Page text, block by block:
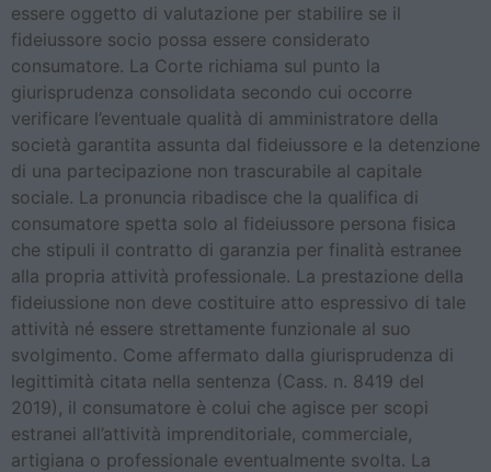
essere oggetto di valutazione per stabilire se il
fideiussore socio possa essere considerato
consumatore. La Corte richiama sul punto la
giurisprudenza consolidata secondo cui occorre
verificare l’eventuale qualità di amministratore della
società garantita assunta dal fideiussore e la detenzione
di una partecipazione non trascurabile al capitale
sociale. La pronuncia ribadisce che la qualifica di
consumatore spetta solo al fideiussore persona fisica
che stipuli il contratto di garanzia per finalità estranee
alla propria attività professionale. La prestazione della
fideiussione non deve costituire atto espressivo di tale
attività né essere strettamente funzionale al suo
svolgimento. Come affermato dalla giurisprudenza di
legittimità citata nella sentenza (Cass. n. 8419 del
2019), il consumatore è colui che agisce per scopi
estranei all’attività imprenditoriale, commerciale,
artigiana o professionale eventualmente svolta. La